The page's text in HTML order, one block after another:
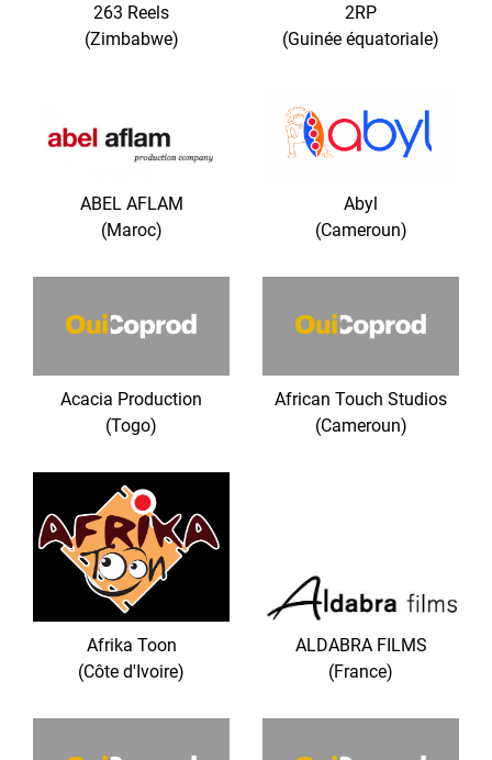
263 Reels
(Zimbabwe)
2RP
(Guinée équatoriale)
ABEL AFLAM
(Maroc)
Abyl
(Cameroun)
Acacia Production
(Togo)
African Touch Studios
(Cameroun)
Afrika Toon
(Côte d'Ivoire)
ALDABRA FILMS
(France)